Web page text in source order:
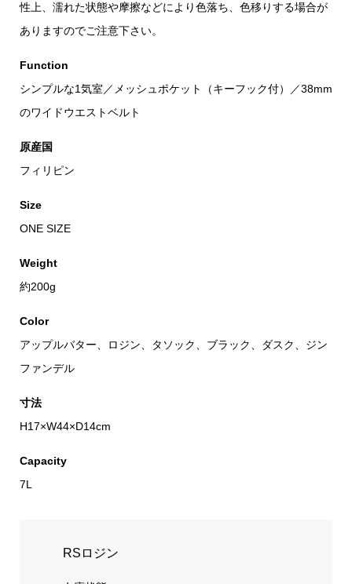
性上、濡れた状態や摩擦などにより色落ち、色移りする場合が
ありますのでご注意下さい。
Function
シンプルな1気室／メッシュポケット（キーフック付）／38mm
のワイドウエストベルト
原産国
フィリピン
Size
ONE SIZE
Weight
約200g
Color
アップルバター、ロジン、タソック、ブラック、ダスク、ジン
ファンデル
寸法
H17×W44×D14cm
Capacity
7L
RSロジン